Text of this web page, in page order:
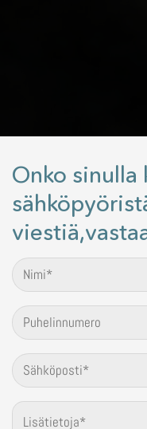
Onko sinulla